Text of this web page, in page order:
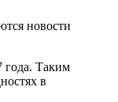
новости
года. Таким
в